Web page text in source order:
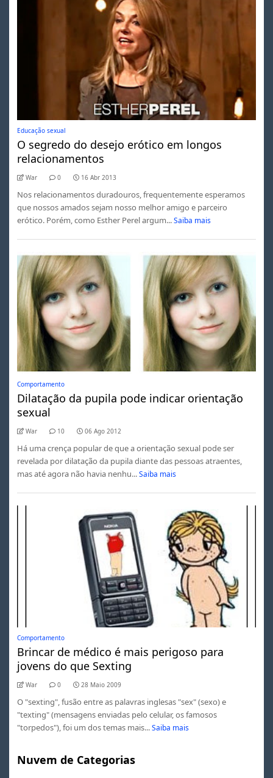
Educação sexual
O segredo do desejo erótico em longos
relacionamentos
War 0 16 Abr 2013
Nos relacionamentos duradouros, frequentemente esperamos
que nossos amados sejam nosso melhor amigo e parceiro
erótico. Porém, como Esther Perel argum... Saiba mais
Comportamento
Dilatação da pupila pode indicar orientação
sexual
War 10 06 Ago 2012
Há uma crença popular de que a orientação sexual pode ser
revelada por dilatação da pupila diante das pessoas atraentes,
mas até agora não havia nenhu... Saiba mais
Comportamento
Brincar de médico é mais perigoso para
jovens do que Sexting
War 0 28 Maio 2009
O "sexting", fusão entre as palavras inglesas "sex" (sexo) e
"texting" (mensagens enviadas pelo celular, os famosos
"torpedos"), foi um dos temas mais... Saiba mais
Nuvem de Categorias